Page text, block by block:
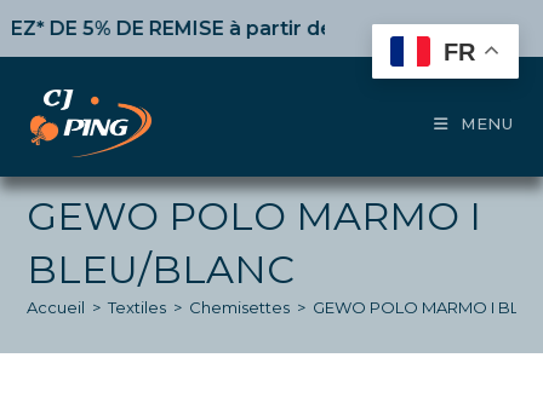
5% DE REMISEà partir de 50€ d’achat,10%dès
MENU
GEWO POLO MARMO I
BLEU/BLANC
Accueil > Textiles > Chemisettes > GEWO POLO MARMO I
FR